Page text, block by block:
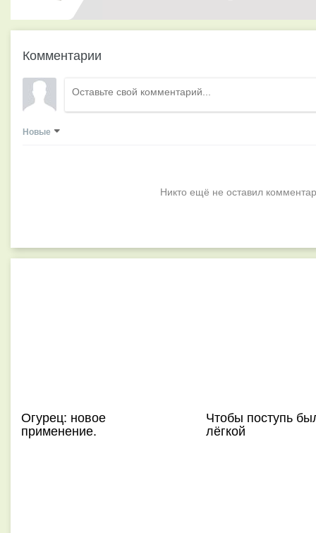
Комментарии
Новые
Никто ещё не оставил
Огурец: новое
применение.
Чтобы поступь
лёгкой